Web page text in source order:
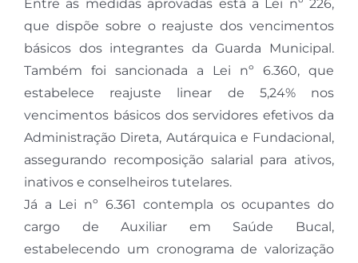
Entre as medidas aprovadas está a Lei nº 226,
que dispõe sobre o reajuste dos vencimentos
básicos dos integrantes da Guarda Municipal.
Também foi sancionada a Lei nº 6.360, que
estabelece reajuste linear de 5,24% nos
vencimentos básicos dos servidores efetivos da
Administração Direta, Autárquica e Fundacional,
assegurando recomposição salarial para ativos,
inativos e conselheiros tutelares.
Já a Lei nº 6.361 contempla os ocupantes do
cargo de Auxiliar em Saúde Bucal,
estabelecendo um cronograma de valorização